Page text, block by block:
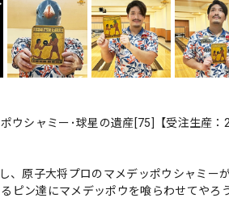
ウシャミー･球星の遺産[75]【受注生産：
原子大将プロのマメデッポウシャミーが
ピン達にマメデッポウを喰らわせてやろ